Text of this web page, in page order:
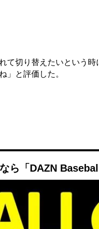
切り替えたいという時
」と評価した。
ら「DAZN Baseball